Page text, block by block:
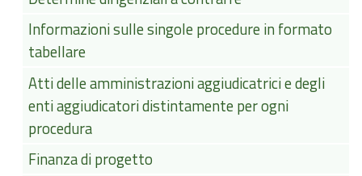
Informazioni sulle singole procedure in formato
tabellare
Atti delle amministrazioni aggiudicatrici e degli
enti aggiudicatori distintamente per ogni
procedura
Finanza di progetto